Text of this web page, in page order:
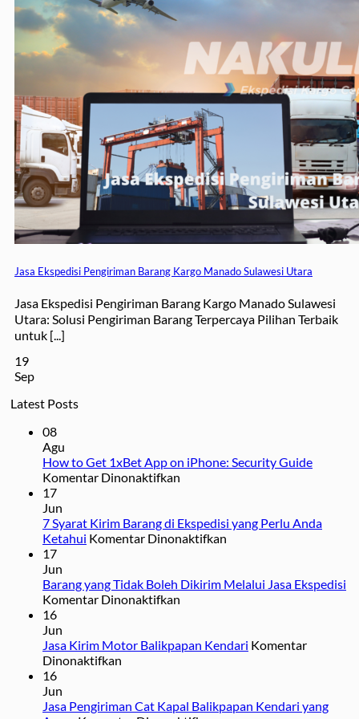
Jasa Ekspedisi Pengiriman Barang Kargo Manado Sulawesi Utara
Jasa Ekspedisi Pengiriman Barang Kargo Manado Sulawesi
Utara: Solusi Pengiriman Barang Terpercaya Pilihan Terbaik
untuk [...]
19
Sep
Latest Posts
08
Agu
How to Get 1xBet App on iPhone: Security Guide
Komentar Dinonaktifkan
Get
1xBet
iPhone:
17
Jun
7 Syarat Kirim Barang di Ekspedisi yang Perlu Anda
Ketahui Komentar Dinonaktifkan
Kirim
yang
17
Jun
Barang yang Tidak Boleh Dikirim Melalui Jasa Ekspedisi
Komentar Dinonaktifkan
Tidak
Jasa
16
Jun
Jasa Kirim Motor Balikpapan Kendari Komentar
Dinonaktifkan
Motor
16
Jun
Jasa Pengiriman Cat Kapal Balikpapan Kendari yang